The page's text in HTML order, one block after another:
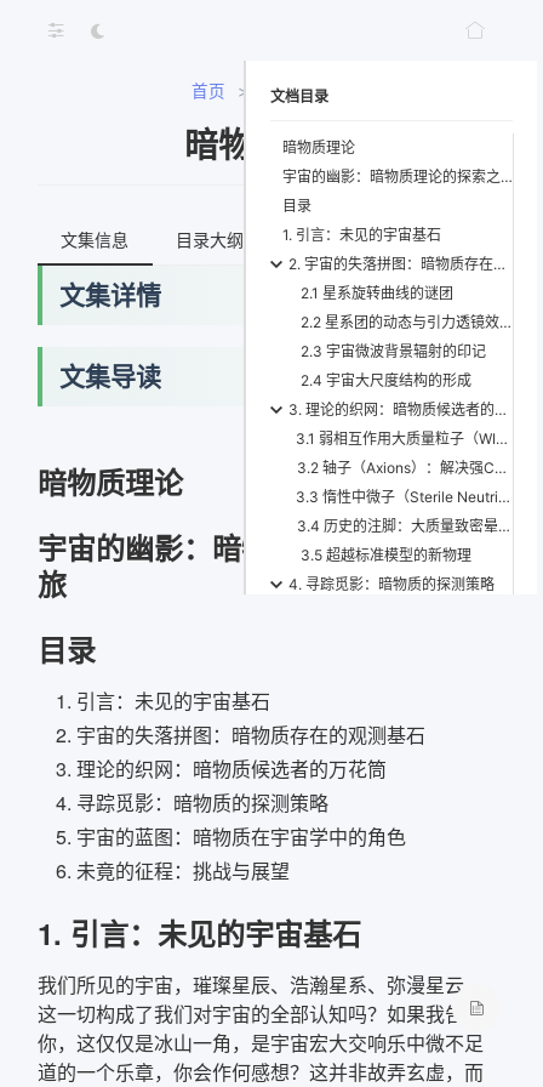
首页 > 暗物质理论
暗物质理论
文集信息 目录大纲 最新文档 知识宇宙
文集详情
文集导读
暗物质理论
宇宙的幽影：暗物质理论的探索之
旅
目录
引言：未见的宇宙基石
宇宙的失落拼图：暗物质存在的观测基石
理论的织网：暗物质候选者的万花筒
寻踪觅影：暗物质的探测策略
宇宙的蓝图：暗物质在宇宙学中的角色
未竟的征程：挑战与展望
1. 引言：未见的宇宙基石
我们所见的宇宙，璀璨星辰、浩瀚星系、弥漫星云，
这一切构成了我们对宇宙的全部认知吗？如果我告诉
你，这仅仅是冰山一角，是宇宙宏大交响乐中微不足
道的一个乐章，你会作何感想？这并非故弄玄虚，而
文档目录
暗物质理论
宇宙的幽影：暗物质理论的探索之旅
目录
1. 引言：未见的宇宙基石
2. 宇宙的失落拼图：暗物质存在的观测基石
2.1 星系旋转曲线的谜团
2.2 星系团的动态与引力透镜效应
2.3 宇宙微波背景辐射的印记
2.4 宇宙大尺度结构的形成
3. 理论的织网：暗物质候选者的万花筒
3.1 弱相互作用大质量粒子（WIMPs）：黄金时代的宠儿
3.2 轴子（Axions）：解决强CP问题的优雅方案
3.3 惰性中微子（Sterile Neutrinos）：隐藏的同胞？
3.4 历史的注脚：大质量致密晕天体（MACHOs）
3.5 超越标准模型的新物理
4. 寻踪觅影：暗物质的探测策略
5.1\LambdaCDM模型中的主导地位
6. 未竟的征程：挑战与展望
6.3 新型探测技术的探索
6.5 展望：星辰大海，步履不停